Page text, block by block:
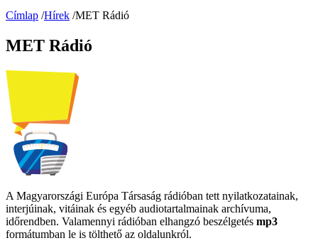
Címlap /Hírek /MET Rádió
MET Rádió
A Magyarországi Európa Társaság rádióban tett nyilatkozatainak,
interjúinak, vitáinak és egyéb audiotartalmainak archívuma,
időrendben. Valamennyi rádióban elhangzó beszélgetés mp3
formátumban le is tölthető az oldalunkról.